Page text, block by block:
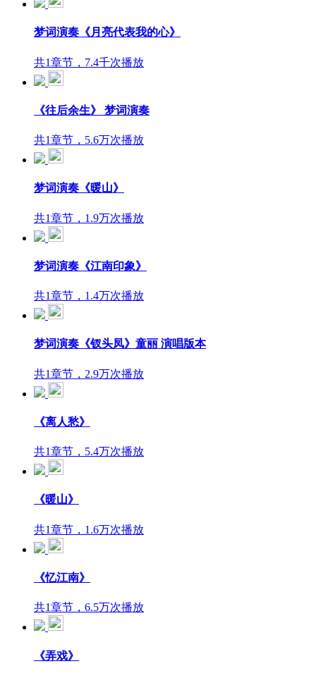
梦词演奏《月亮代表我的心》
共1章节，7.4千次播放
《往后余生》 梦词演奏
共1章节，5.6万次播放
梦词演奏《暖山》
共1章节，1.9万次播放
梦词演奏《江南印象》
共1章节，1.4万次播放
梦词演奏《钗头凤》童丽 演唱版本
共1章节，2.9万次播放
《离人愁》
共1章节，5.4万次播放
《暖山》
共1章节，1.6万次播放
《忆江南》
共1章节，6.5万次播放
《弄戏》